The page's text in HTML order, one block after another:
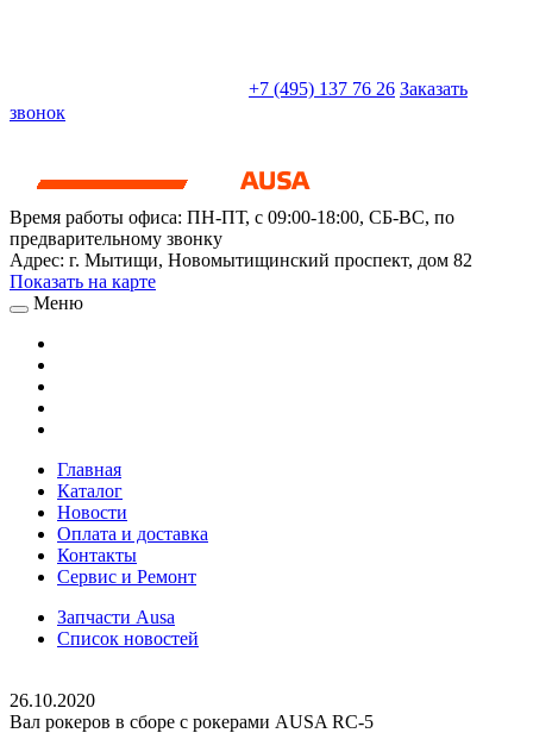
+7 (495) 137 76 26 Заказать
звонок
Время работы офиса: ПН-ПТ, с 09:00-18:00, СБ-ВС, по
предварительному звонку
Адрес: г. Мытищи, Новомытищинский проспект, дом 82
Показать на карте
Меню
Главная
Каталог
Новости
Оплата и доставка
Контакты
Сервис и Ремонт
Запчасти Ausa
Список новостей
26.10.2020
Вал рокеров в сборе с рокерами AUSA RC-5